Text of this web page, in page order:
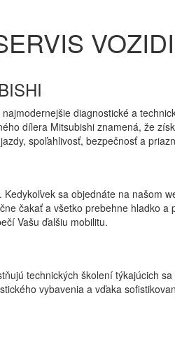
diagnostické a
dílera Mitsubishi znamená, že
spoľahlivosť, bezpečnosť a
sa objednáte na našom
čakať a všetko prebehne hladko
Vašu ďalšiu mobilitu.
technických školení týkajúcich
vybavenia a vďaka